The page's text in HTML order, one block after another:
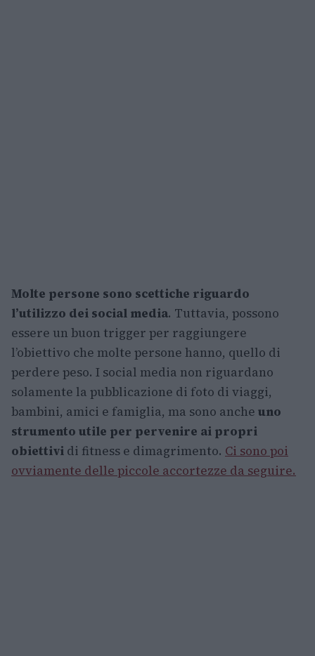
Molte persone sono scettiche riguardo
l’utilizzo dei social media. Tuttavia, possono
essere un buon trigger per raggiungere
l’obiettivo che molte persone hanno, quello di
perdere peso. I social media non riguardano
solamente la pubblicazione di foto di viaggi,
bambini, amici e famiglia, ma sono anche uno
strumento utile per pervenire ai propri
obiettivi di fitness e dimagrimento. Ci sono poi
ovviamente delle piccole accortezze da seguire.